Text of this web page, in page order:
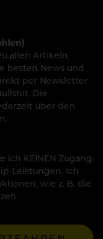
allen Artikeln,
besten News und
per Newsletter
Die
über den
ich KEINEN Zugang
Leistungen. Ich
wie z. B. die